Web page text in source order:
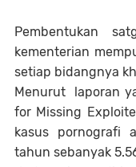
Pembentukan
kementerian
setiap bidangnya
Menurut laporan
for Missing
kasus pornografi
tahun sebanyak